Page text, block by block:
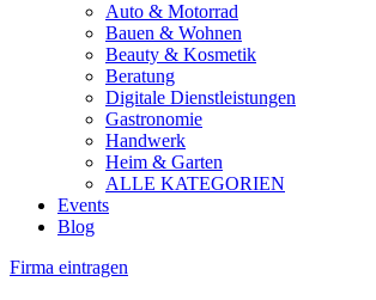
Auto & Motorrad
Bauen & Wohnen
Beauty & Kosmetik
Beratung
Digitale Dienstleistungen
Gastronomie
Handwerk
Heim & Garten
ALLE KATEGORIEN
Events
Blog
Firma eintragen